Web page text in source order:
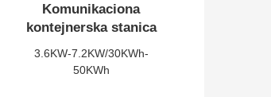
Komunikaciona
kontejnerska stanica
3.6KW-7.2KW/30KWh-
50KWh